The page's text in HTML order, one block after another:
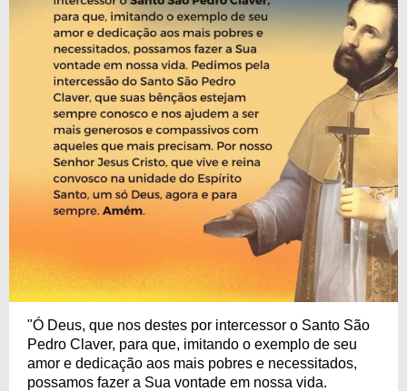
"Ó Deus, que nos destes por intercessor o Santo São
Pedro Claver, para que, imitando o exemplo de seu
amor e dedicação aos mais pobres e necessitados,
possamos fazer a Sua vontade em nossa vida.